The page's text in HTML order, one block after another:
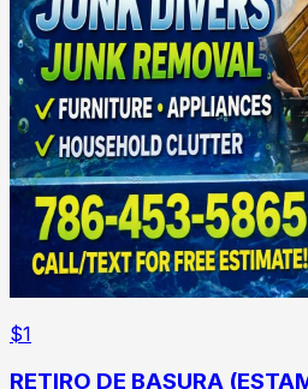
$1
RETIRO DE BASURA